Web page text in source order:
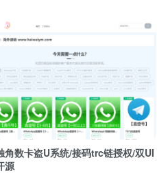
角数卡盗U系统/接码trc链授权/双UI
源